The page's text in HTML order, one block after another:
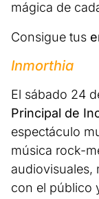
mágica de
Consigue tus
Inmorthia
El sábado 24
Principal de
espectáculo
música rock-
audiovisuales,
con el público